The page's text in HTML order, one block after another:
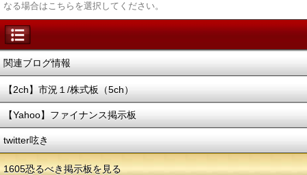
なる場合はこちらを選択してください。
関連ブログ情報
【2ch】市況１/株式板（5ch）
【Yahoo】ファイナンス掲示板
twitter呟き
1605恐るべき掲示板を見る